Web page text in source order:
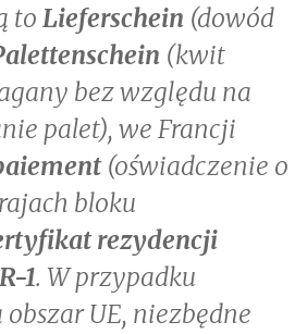
to Lieferschein (dowód
(kwit
bez względu na
palet), we Francji
(oświadczenie o
bloku
rezydencji
1. W przypadku
UE, niezbędne